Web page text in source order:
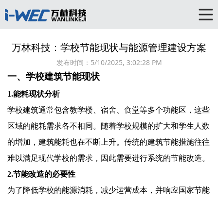
万林科技：学校节能现状与能源管理建设方案
发布时间： 5/10/2025, 3:02:28 PM
一、学校建筑节能现状
1.能耗现状分析
学校建筑通常包含教学楼、宿舍、食堂等多个功能区，这些
区域的能耗需求各不相同。随着学校规模的扩大和学生人数
的增加，建筑能耗也在不断上升。传统的建筑节能措施往往
难以满足现代学校的需求，因此需要进行系统的节能改造。
2.节能改造的必要性
为了降低学校的能源消耗，减少运营成本，并响应国家节能